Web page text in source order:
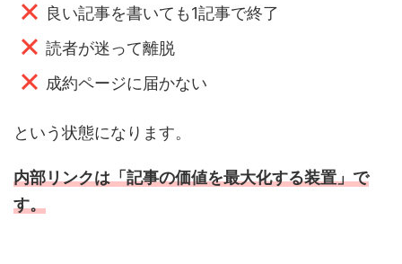
良い記事を書いても1記事で終了
読者が迷って離脱
成約ページに届かない
という状態になります。
内部リンクは「記事の価値を最大化する装置」で
す。